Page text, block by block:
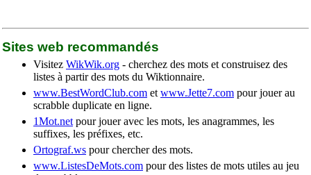
Sites web recommandés
Visitez WikWik.org - cherchez des mots et construisez des
listes à partir des mots du Wiktionnaire.
www.BestWordClub.com et www.Jette7.com pour jouer au
scrabble duplicate en ligne.
1Mot.net pour jouer avec les mots, les anagrammes, les
suffixes, les préfixes, etc.
Ortograf.ws pour chercher des mots.
www.ListesDeMots.com pour des listes de mots utiles au jeu